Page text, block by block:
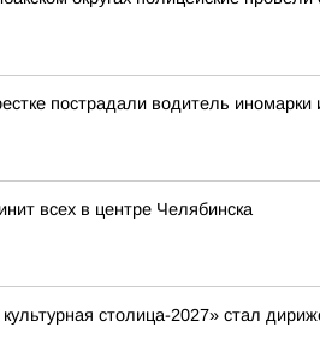
пострадали водитель иномарки
всех в центре Челябинска
столица-2027» стал